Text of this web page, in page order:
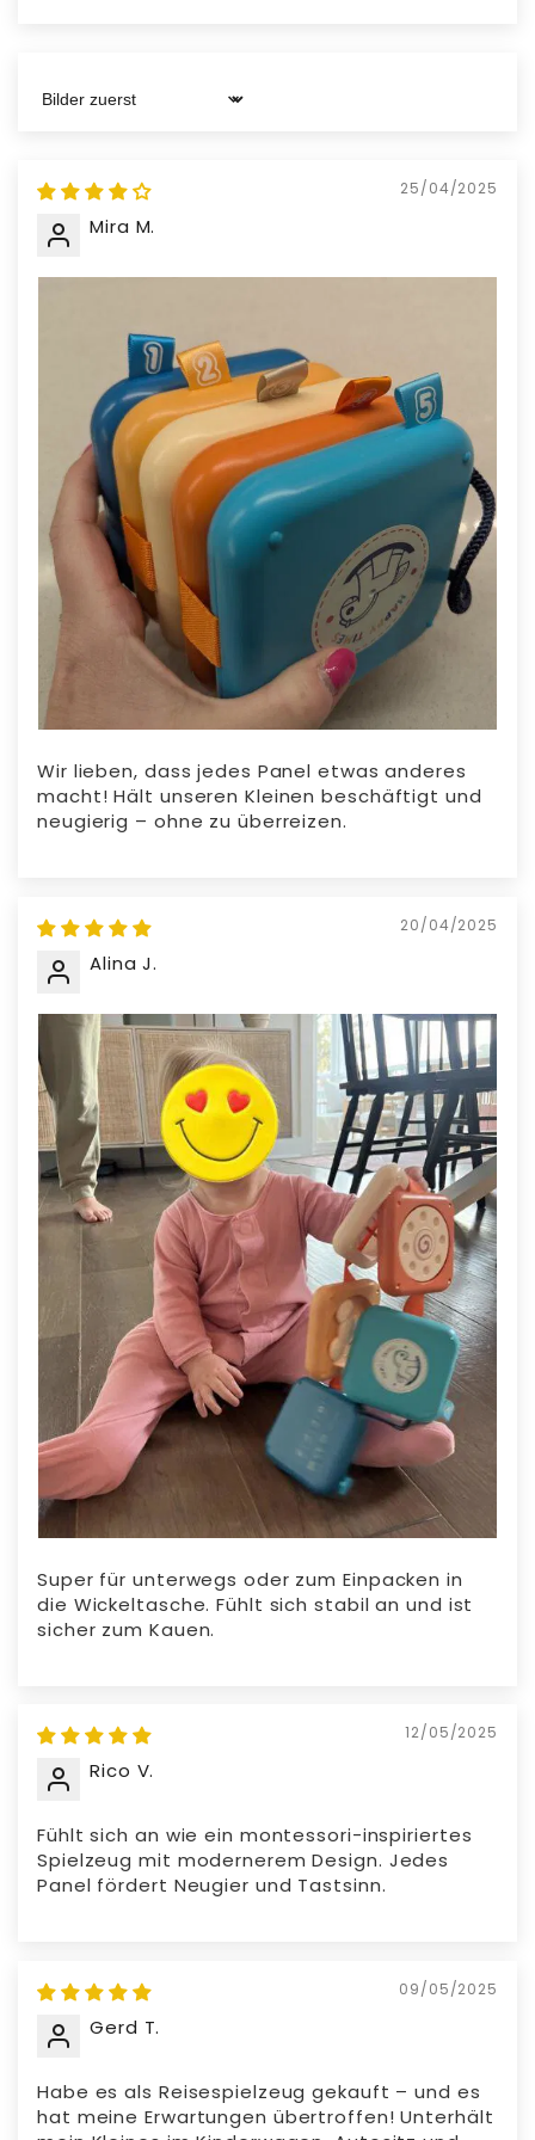
Sort by
25/04/2025
Mira M.
Wir lieben, dass jedes Panel etwas anderes
macht! Hält unseren Kleinen beschäftigt und
neugierig – ohne zu überreizen.
20/04/2025
Alina J.
Super für unterwegs oder zum Einpacken in
die Wickeltasche. Fühlt sich stabil an und ist
sicher zum Kauen.
12/05/2025
Rico V.
Fühlt sich an wie ein montessori-inspiriertes
Spielzeug mit modernerem Design. Jedes
Panel fördert Neugier und Tastsinn.
09/05/2025
Gerd T.
Habe es als Reisespielzeug gekauft – und es
hat meine Erwartungen übertroffen! Unterhält